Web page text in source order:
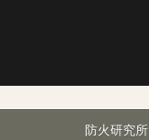
防火研究所